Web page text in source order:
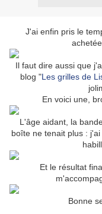
J'ai enfin pris le
Il faut dire aussi que
blog "Les grilles de
En voici une,
L'âge aidant, la
boîte ne tenait plus :
Et le résultat
Bonne